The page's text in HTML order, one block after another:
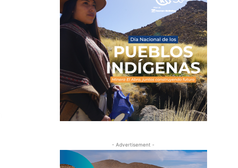
- Advertisement -